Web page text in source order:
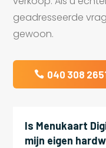
geadresseerde
gewoon.
040 308
Is Menukaart
mijn eigen